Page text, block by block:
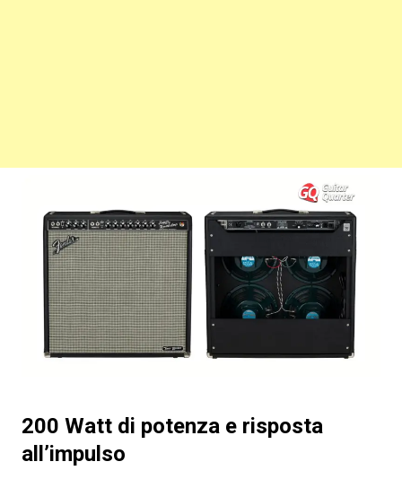
200 Watt di potenza e risposta
all’impulso